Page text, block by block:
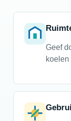
Geef
koelen